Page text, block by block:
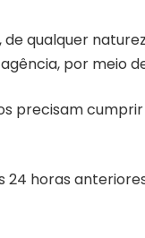
qualquer
por meio
precisam cumprir
24 horas